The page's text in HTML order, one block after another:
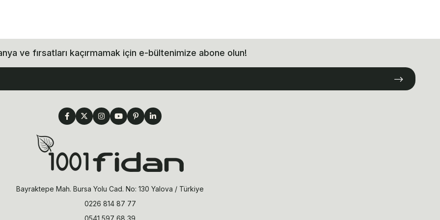
ve fırsatları kaçırmamak için e-bültenimize abone olun!
Bayraktepe Mah. Bursa Yolu Cad. No: 130 Yalova / Türkiye
0226 814 87 77
0541 597 68 39